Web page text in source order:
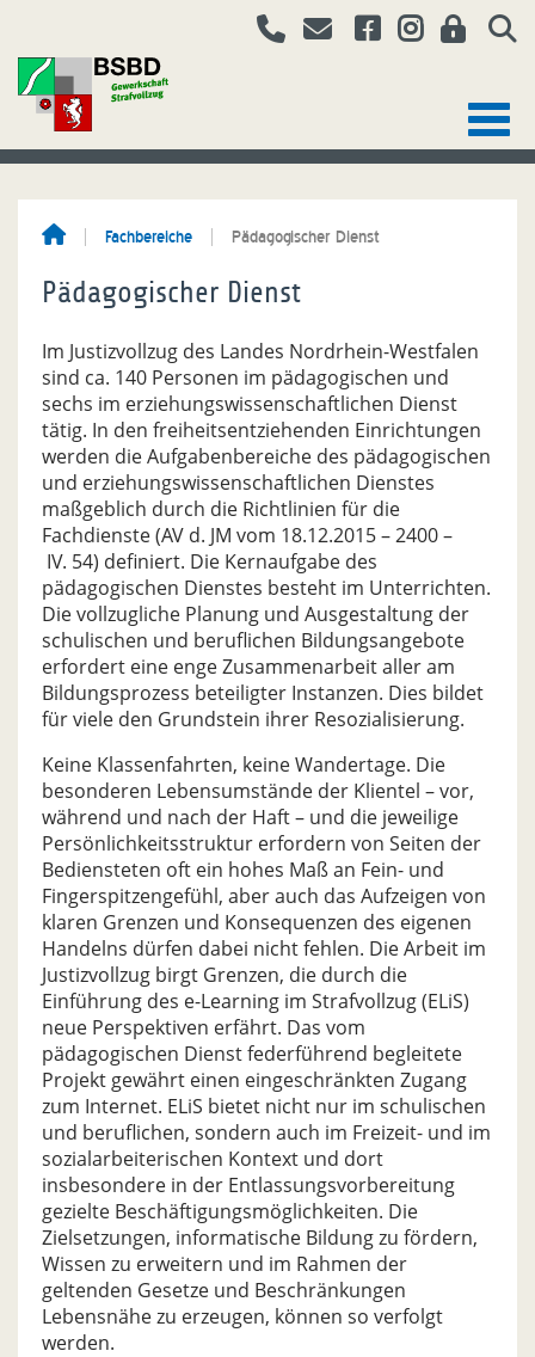
Fachbereiche Pädagogischer Dienst
Pädagogischer Dienst
Im Justizvollzug des Landes Nordrhein-Westfalen
sind ca. 140 Personen im pädagogischen und
sechs im erziehungswissenschaftlichen Dienst
tätig. In den freiheitsentziehenden Einrichtungen
werden die Aufgabenbereiche des pädagogischen
und erziehungswissenschaftlichen Dienstes
maßgeblich durch die Richtlinien für die
Fachdienste (AV d. JM vom 18.12.2015 – 2400 –
IV. 54) definiert. Die Kernaufgabe des
pädagogischen Dienstes besteht im Unterrichten.
Die vollzugliche Planung und Ausgestaltung der
schulischen und beruflichen Bildungsangebote
erfordert eine enge Zusammenarbeit aller am
Bildungsprozess beteiligter Instanzen. Dies bildet
für viele den Grundstein ihrer Resozialisierung.
Keine Klassenfahrten, keine Wandertage. Die
besonderen Lebensumstände der Klientel – vor,
während und nach der Haft – und die jeweilige
Persönlichkeitsstruktur erfordern von Seiten der
Bediensteten oft ein hohes Maß an Fein- und
Fingerspitzengefühl, aber auch das Aufzeigen von
klaren Grenzen und Konsequenzen des eigenen
Handelns dürfen dabei nicht fehlen. Die Arbeit im
Justizvollzug birgt Grenzen, die durch die
Einführung des e-Learning im Strafvollzug (ELiS)
neue Perspektiven erfährt. Das vom
pädagogischen Dienst federführend begleitete
Projekt gewährt einen eingeschränkten Zugang
zum Internet. ELiS bietet nicht nur im schulischen
und beruflichen, sondern auch im Freizeit- und im
sozialarbeiterischen Kontext und dort
insbesondere in der Entlassungsvorbereitung
gezielte Beschäftigungsmöglichkeiten. Die
Zielsetzungen, informatische Bildung zu fördern,
Wissen zu erweitern und im Rahmen der
geltenden Gesetze und Beschränkungen
Lebensnähe zu erzeugen, können so verfolgt
werden.